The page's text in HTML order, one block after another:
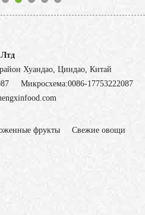
Хуандао, Циндао, Китай
Микросхема:0086-17753222087
фрукты
Свежие овощи